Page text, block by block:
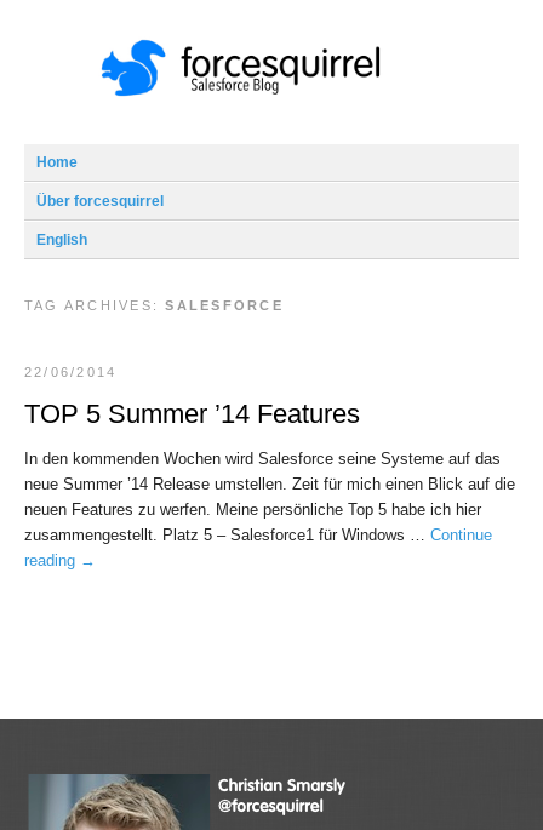
Home
Über forcesquirrel
English
TAG ARCHIVES:SALESFORCE
22/06/2014
TOP 5 Summer ’14 Features
In den kommenden Wochen wird Salesforce seine Systeme auf das
neue Summer ’14 Release umstellen. Zeit für mich einen Blick auf die
neuen Features zu werfen. Meine persönliche Top 5 habe ich hier
zusammengestellt. Platz 5 – Salesforce1 für Windows … Continue
reading →